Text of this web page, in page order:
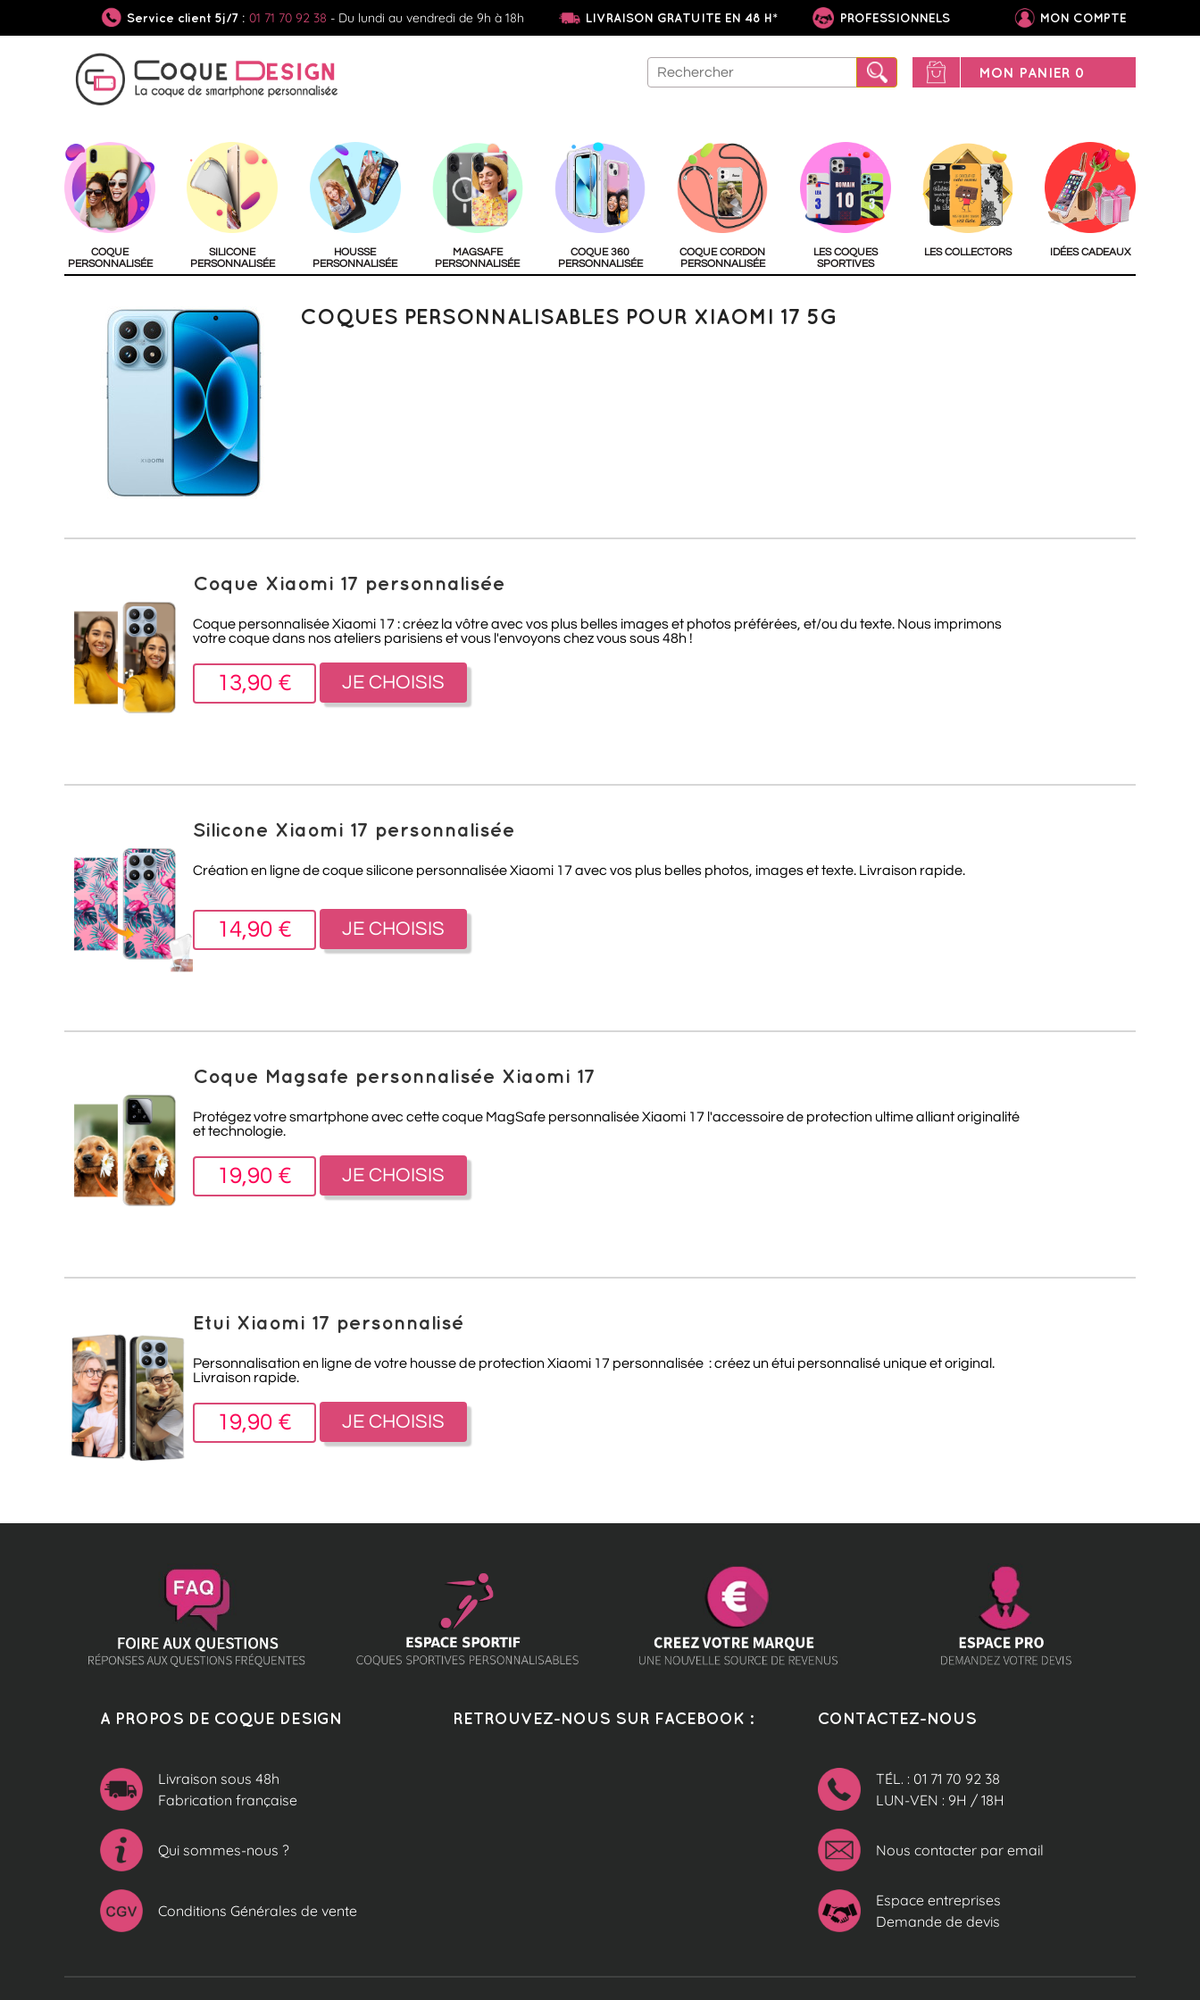
Service client 5j/7 : 01 71 70 92 38 - Du lundi au vendredi de 9h à 18h LIVRAISON GRATUITE EN 48 H* PROFESSIONNELS MON COMPTE
MON PANIER 0
COQUE
PERSONNALISÉE
SILICONE
PERSONNALISÉE
HOUSSE
PERSONNALISÉE
MAGSAFE
PERSONNALISÉE
COQUE 360
PERSONNALISÉE
COQUE CORDON
PERSONNALISÉE
LES COQUES
SPORTIVES
LES COLLECTORS IDÉES CADEAUX
COQUES PERSONNALISABLES POUR XIAOMI 17 5G
Coque Xiaomi 17 personnalisée
Coque personnalisée Xiaomi 17 : créez la vôtre avec vos plus belles images et photos préférées, et/ou du texte. Nous imprimons
votre coque dans nos ateliers parisiens et vous l'envoyons chez vous sous 48h !
13,90 € JE CHOISIS
Silicone Xiaomi 17 personnalisée
Création en ligne de coque silicone personnalisée Xiaomi 17 avec vos plus belles photos, images et texte. Livraison rapide.
14,90 € JE CHOISIS
Coque Magsafe personnalisée Xiaomi 17
Protégez votre smartphone avec cette coque MagSafe personnalisée Xiaomi 17 l'accessoire de protection ultime alliant originalité
et technologie.
19,90 € JE CHOISIS
Etui Xiaomi 17 personnalisé
Personnalisation en ligne de votre housse de protection Xiaomi 17 personnalisée : créez un étui personnalisé unique et original.
Livraison rapide.
19,90 € JE CHOISIS
A PROPOS DE COQUE DESIGN
Livraison sous 48h
Fabrication française
Qui sommes-nous ?
Conditions Générales de vente
RETROUVEZ-NOUS SUR FACEBOOK : CONTACTEZ-NOUS
TÉL. : 01 71 70 92 38
LUN-VEN : 9H / 18H
Nous contacter par email
Espace entreprises
Demande de devis